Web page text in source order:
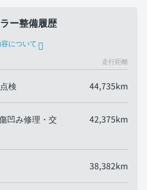
ー整備履歴
について
走行距離
検 44,735km
凹み修理・交
42,375km
38,382km